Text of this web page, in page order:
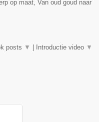
op maat, Van oud goud naar
posts ▼ Introductie video ▼